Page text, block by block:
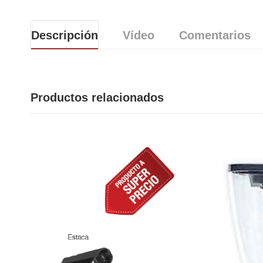
Descripción Vídeo Comentarios
Productos relacionados